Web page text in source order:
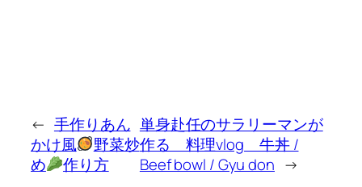
← 手作りあん
かけ風
野菜炒
め
作り方
単身赴任のサラリーマンが
作る 料理vlog 牛丼 /
Beef bowl / Gyu don →